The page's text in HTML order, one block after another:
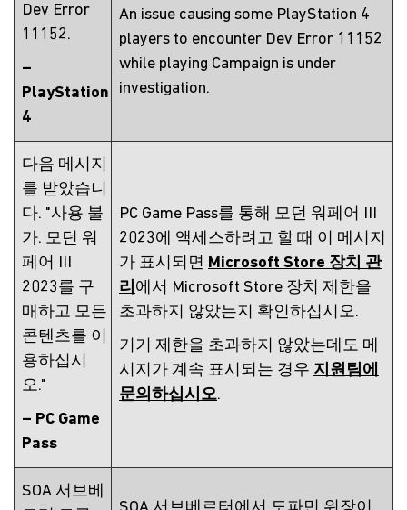
Dev Error
11152.
–
PlayStation
4
An issue causing some PlayStation 4
players to encounter Dev Error 11152
while playing Campaign is under
investigation.
다음 메시지
를 받았습니
다. "사용 불
가. 모던 워
페어 III
2023를 구
매하고 모든
콘텐츠를 이
용하십시
오."
– PC Game
Pass
PC Game Pass를 통해 모던 워페어 III
2023에 액세스하려고 할 때 이 메시지
가 표시되면 Microsoft Store 장치 관
리 에서 Microsoft Store 장치 제한을
초과하지 않았는지 확인하십시오.
기기 제한을 초과하지 않았는데도 메
시지가 계속 표시되는 경우 지원팀에
문의하십시오.
SOA 서브베